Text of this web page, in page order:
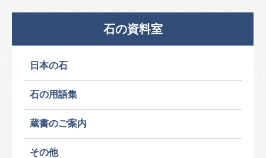
石の資料室
日本の石
石の用語集
蔵書のご案内
その他